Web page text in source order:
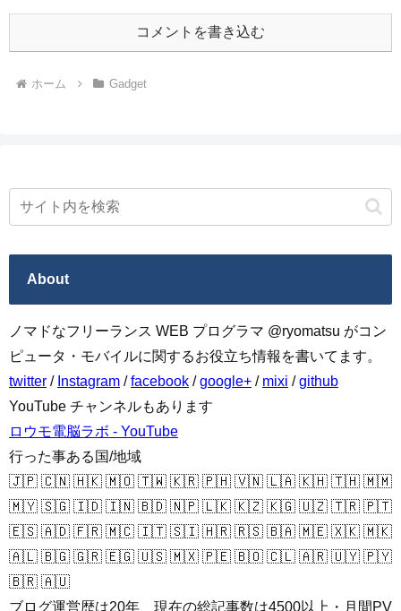
コメントを書き込む
ホーム Gadget
About
ノマドなフリーランス WEB プログラマ @ryomatsu がコン
ピュータ・モバイルに関するお役立ち情報を書いてます。
twitter / Instagram /facebook /google+ / mixi /github
YouTube チャンネルもあります
ロウモ電脳ラボ - YouTube
行った事ある国/地域
🇯🇵 🇨🇳 🇭🇰 🇲🇴 🇹🇼 🇰🇷 🇵🇭 🇻🇳 🇱🇦 🇰🇭 🇹🇭 🇲🇲
🇲🇾 🇸🇬 🇮🇩 🇮🇳 🇧🇩 🇳🇵 🇱🇰 🇰🇿 🇰🇬 🇺🇿 🇹🇷 🇵🇹
🇪🇸 🇦🇩 🇫🇷 🇲🇨 🇮🇹 🇸🇮 🇭🇷 🇷🇸 🇧🇦 🇲🇪 🇽🇰 🇲🇰
🇦🇱 🇧🇬 🇬🇷 🇪🇬 🇺🇸 🇲🇽 🇵🇪 🇧🇴 🇨🇱 🇦🇷 🇺🇾 🇵🇾
🇧🇷 🇦🇺
ブログ運営歴は20年、現在の総記事数は4500以上・月間PV